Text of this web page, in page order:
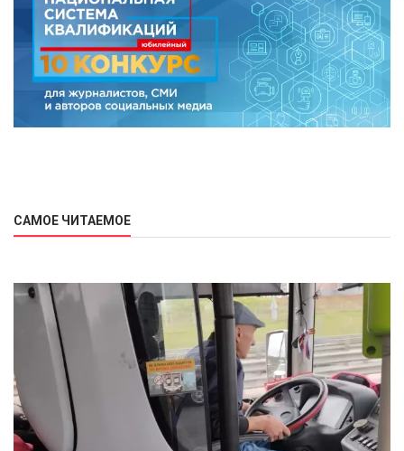
САМОЕ ЧИТАЕМОЕ